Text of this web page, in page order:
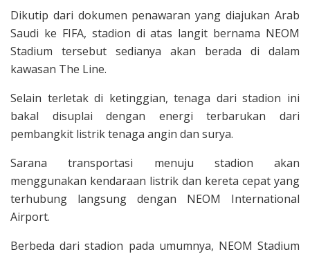
Dikutip dari dokumen penawaran yang diajukan Arab
Saudi ke FIFA, stadion di atas langit bernama NEOM
Stadium tersebut sedianya akan berada di dalam
kawasan The Line.
Selain terletak di ketinggian, tenaga dari stadion ini
bakal disuplai dengan energi terbarukan dari
pembangkit listrik tenaga angin dan surya.
Sarana transportasi menuju stadion akan
menggunakan kendaraan listrik dan kereta cepat yang
terhubung langsung dengan NEOM International
Airport.
Berbeda dari stadion pada umumnya, NEOM Stadium